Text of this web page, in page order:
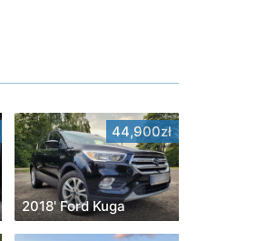
44,900zł
2018' Ford Kuga